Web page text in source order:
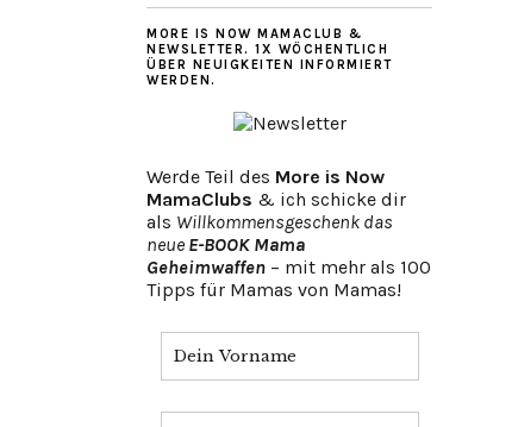
MORE IS NOW MAMACLUB &
NEWSLETTER. 1X WÖCHENTLICH
ÜBER NEUIGKEITEN INFORMIERT
WERDEN.
Werde Teil des More is Now
MamaClubs & ich schicke dir
als Willkommensgeschenk das
neue E-BOOK Mama
Geheimwaffen – mit mehr als 100
Tipps für Mamas von Mamas!